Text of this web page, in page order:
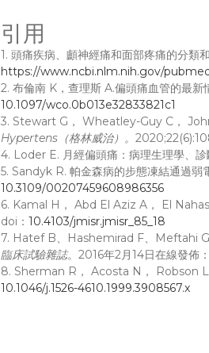
引用
1. 頭痛疾病、顱神經痛和面部疼痛的分類
https://www.ncbi.nlm.nih.gov/
2. 布倫南 K，查理斯 A.偏頭痛血管的最新
10.1097/wco.0b013e32833821c1
3. Stewart G， Wheatley-Guy C，
Hypertens（格林威治）。
4. Loder E. 月經偏頭痛：病理生理學、診
5. Sandyk R. 帕金森病的步態凍結通過弱
10.3109/00207459608986356
6. Kamal H， Abd El Aziz A， El
doi： 10.4103/jmisr.jmisr_85_18
7. Hatef B、Hashemirad F、Meftahi
臨床試驗雜誌。2016年2月14日在線發佈
8. Sherman R， Acosta N， Robson L.
10.1046/j.1526-4610.1999.3908567.x